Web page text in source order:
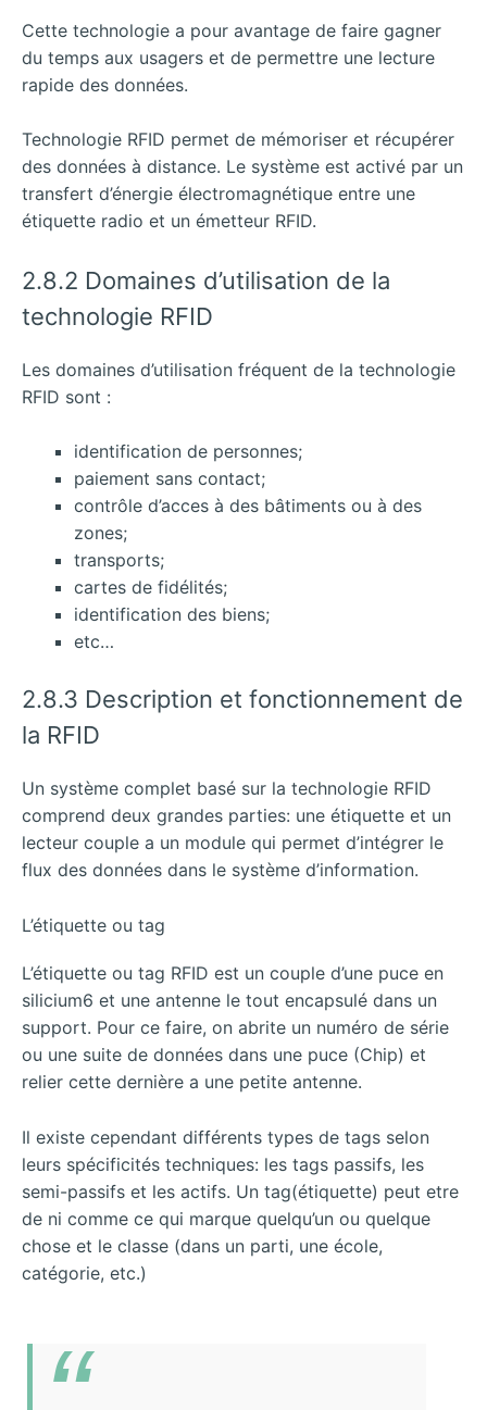
Cette technologie a pour avantage de faire gagner
du temps aux usagers et de permettre une lecture
rapide des données.
Technologie RFID permet de mémoriser et récupérer
des données à distance. Le système est activé par un
transfert d’énergie électromagnétique entre une
étiquette radio et un émetteur RFID.
2.8.2 Domaines d’utilisation de la
technologie RFID
Les domaines d’utilisation fréquent de la technologie
RFID sont :
identification de personnes;
paiement sans contact;
contrôle d’acces à des bâtiments ou à des
zones;
transports;
cartes de fidélités;
identification des biens;
etc…
2.8.3 Description et fonctionnement de
la RFID
Un système complet basé sur la technologie RFID
comprend deux grandes parties: une étiquette et un
lecteur couple a un module qui permet d’intégrer le
flux des données dans le système d’information.
L’étiquette ou tag
L’étiquette ou tag RFID est un couple d’une puce en
silicium6 et une antenne le tout encapsulé dans un
support. Pour ce faire, on abrite un numéro de série
ou une suite de données dans une puce (Chip) et
relier cette dernière a une petite antenne.
Il existe cependant différents types de tags selon
leurs spécificités techniques: les tags passifs, les
semi-passifs et les actifs. Un tag(étiquette) peut etre
de ni comme ce qui marque quelqu’un ou quelque
chose et le classe (dans un parti, une école,
catégorie, etc.)